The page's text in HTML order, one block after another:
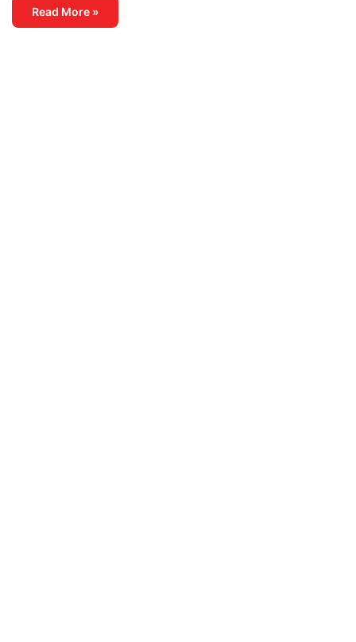
Read More »